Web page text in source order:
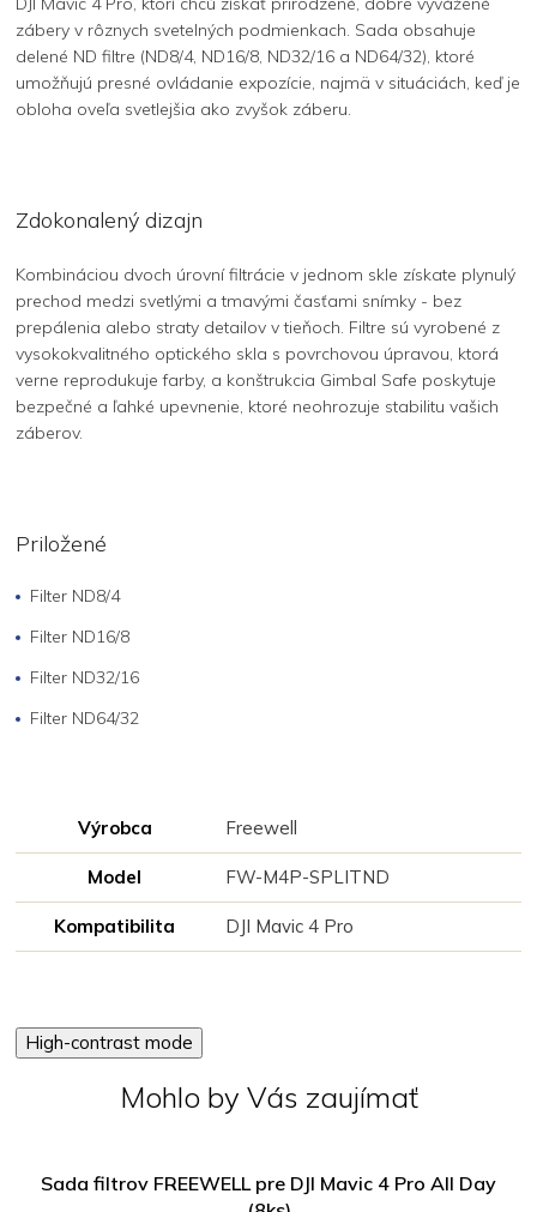
zábery v rôznych svetelných podmienkach. Sada obsahuje
delené ND filtre (ND8/4, ND16/8, ND32/16 a ND64/32), ktoré
umožňujú presné ovládanie expozície, najmä v situáciách, keď je
obloha oveľa svetlejšia ako zvyšok záberu.
Zdokonalený dizajn
Kombináciou dvoch úrovní filtrácie v jednom skle získate plynulý
prechod medzi svetlými a tmavými časťami snímky - bez
prepálenia alebo straty detailov v tieňoch. Filtre sú vyrobené z
vysokokvalitného optického skla s povrchovou úpravou, ktorá
verne reprodukuje farby, a konštrukcia Gimbal Safe poskytuje
bezpečné a ľahké upevnenie, ktoré neohrozuje stabilitu vašich
záberov.
Priložené
Filter ND8/4
Filter ND16/8
Filter ND32/16
Filter ND64/32
Výrobca Freewell
Model FW-M4P-SPLITND
Kompatibilita DJI Mavic 4 Pro
High-contrast mode
Mohlo by Vás zaujímať
Sada filtrov FREEWELL pre DJI Mavic 4 Pro All Day